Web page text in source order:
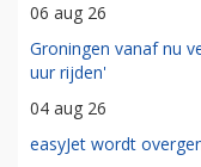
06 aug 26
Groningen vanaf nu
uur rijden'
04 aug 26
easyJet wordt